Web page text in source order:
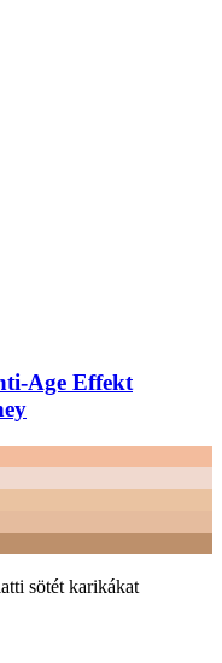
​Age Effekt
sötét karikákat